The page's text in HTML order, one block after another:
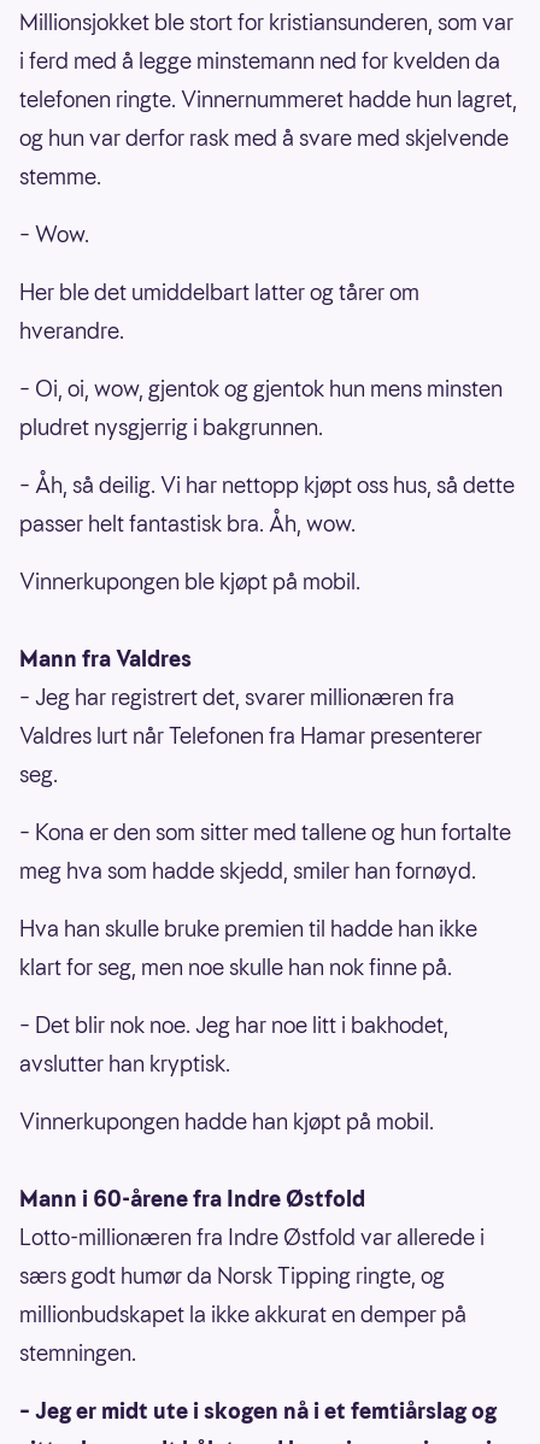
Millionsjokket ble stort for kristiansunderen, som var
i ferd med å legge minstemann ned for kvelden da
telefonen ringte. Vinnernummeret hadde hun lagret,
og hun var derfor rask med å svare med skjelvende
stemme.
– Wow.
Her ble det umiddelbart latter og tårer om
hverandre.
– Oi, oi, wow, gjentok og gjentok hun mens minsten
pludret nysgjerrig i bakgrunnen.
– Åh, så deilig. Vi har nettopp kjøpt oss hus, så dette
passer helt fantastisk bra. Åh, wow.
Vinnerkupongen ble kjøpt på mobil.
Mann fra Valdres
– Jeg har registrert det, svarer millionæren fra
Valdres lurt når Telefonen fra Hamar presenterer
seg.
– Kona er den som sitter med tallene og hun fortalte
meg hva som hadde skjedd, smiler han fornøyd.
Hva han skulle bruke premien til hadde han ikke
klart for seg, men noe skulle han nok finne på.
– Det blir nok noe. Jeg har noe litt i bakhodet,
avslutter han kryptisk.
Vinnerkupongen hadde han kjøpt på mobil.
Mann i 60-årene fra Indre Østfold
Lotto-millionæren fra Indre Østfold var allerede i
særs godt humør da Norsk Tipping ringte, og
millionbudskapet la ikke akkurat en demper på
stemningen.
– Jeg er midt ute i skogen nå i et femtiårslag og